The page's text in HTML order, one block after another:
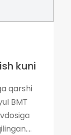
kuni
qarshi
BMT